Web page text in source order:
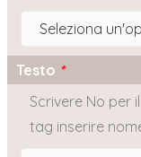
Testo *
Scrivere No per
tag inserire